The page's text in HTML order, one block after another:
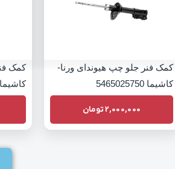
کمک فنر جلو چپ هیوندای ورنا-
کاشیما 5465025750
2,000,000تومان
کمک
کاشیما 546512D100